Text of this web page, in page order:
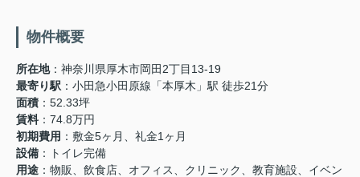
物件概要
所在地：神奈川県厚木市岡田2丁目13-19
最寄り駅 ：小田急小田原線「本厚木」駅 徒歩21分
面積 ：52.33坪
賃料：74.8万円
初期費用 ：敷金5ヶ月、礼金1ヶ月
設備 ：トイレ完備
用途 ：物販、飲食店、オフィス、クリニック、教育施設、イベン